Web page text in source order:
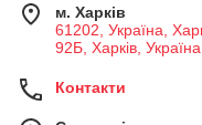
м. Харків
61202, Україна,
92Б, Харків, Україна
Контакти